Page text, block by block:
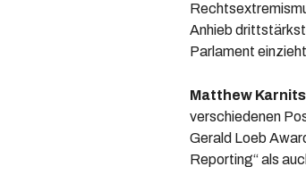
Anhieb
Parlament
Matthew
verschiedenen
Gerald Loeb
Reporting“ als